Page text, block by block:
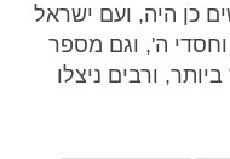
כן היה, ועם ישראל
וחסדי ה', וגם מספר
ורבים ניצלו